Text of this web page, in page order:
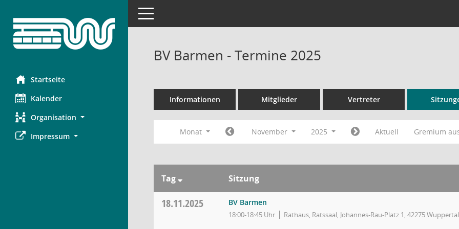
Startseite
Kalender
Organisation
Impressum
Toggle navigation
BV Barmen - Termine 2025
Informationen Mitglieder Vertreter
Monat November 2025 Aktuell Gremium
Tag Sitzung
18.11.2025 BV Barmen
18:00-18:45 Uhr Rathaus, Ratssaal, Johannes-Rau-Platz 1, 42275 Wuppertal